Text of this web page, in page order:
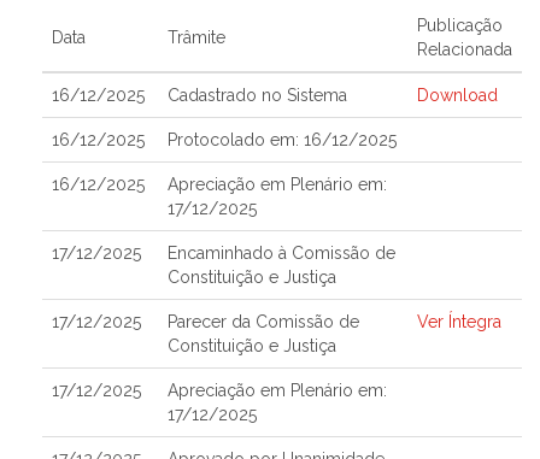
Data Trâmite
Publicação
Relacionada
16/12/2025 Cadastrado no Sistema Download
16/12/2025 Protocolado em: 16/12/2025
16/12/2025
Apreciação em Plenário em:
17/12/2025
17/12/2025
Encaminhado à Comissão de
Constituição e Justiça
17/12/2025
Parecer da Comissão de
Constituição e Justiça
Ver Íntegra
17/12/2025
Apreciação em Plenário em:
17/12/2025